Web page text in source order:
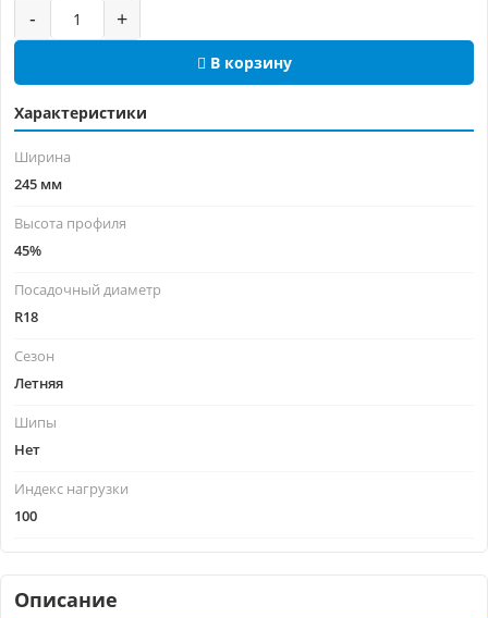
- +
В корзину
Характеристики
Ширина
245 мм
Высота профиля
45%
Посадочный диаметр
R18
Сезон
Летняя
Шипы
Нет
Индекс нагрузки
100
Описание